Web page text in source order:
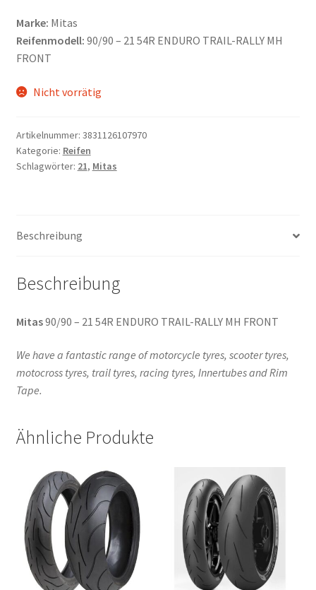
Marke: Mitas
Reifenmodell: 90/90 – 21 54R ENDURO TRAIL-RALLY MH
FRONT
Nicht vorrätig
Artikelnummer: 3831126107970
Kategorie: Reifen
Schlagwörter: 21, Mitas
Beschreibung
Beschreibung
Mitas90/90 – 21 54R ENDURO TRAIL-RALLY MH FRONT
We have a fantastic range of motorcycle tyres, scooter tyres,
motocross tyres, trail tyres, racing tyres, Innertubes and Rim
Tape.
Ähnliche Produkte